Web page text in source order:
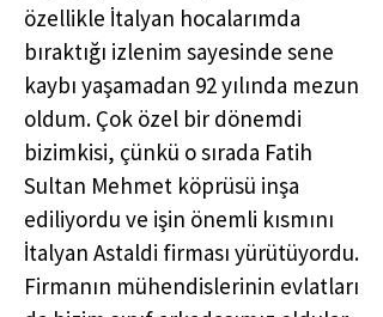
özellikle İtalyan hocalarımda
bıraktığı izlenim sayesinde sene
kaybı yaşamadan 92 yılında mezun
oldum. Çok özel bir dönemdi
bizimkisi, çünkü o sırada Fatih
Sultan Mehmet köprüsü inşa
ediliyordu ve işin önemli kısmını
İtalyan Astaldi firması yürütüyordu.
Firmanın mühendislerinin evlatları